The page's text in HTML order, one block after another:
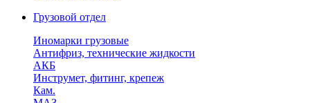
Грузовой отдел
Иномарки грузовые
Антифриз, технические жидкости
АКБ
Инструмет, фитинг, крепеж
Кам.